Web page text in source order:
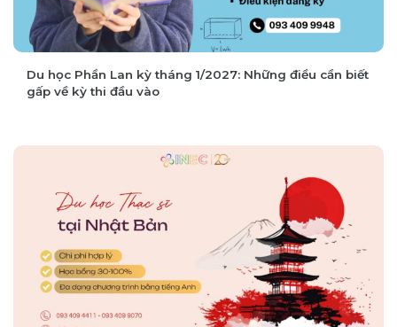
Du học Phần Lan kỳ tháng 1/2027: Những điều cần biết
gấp về kỳ thi đầu vào